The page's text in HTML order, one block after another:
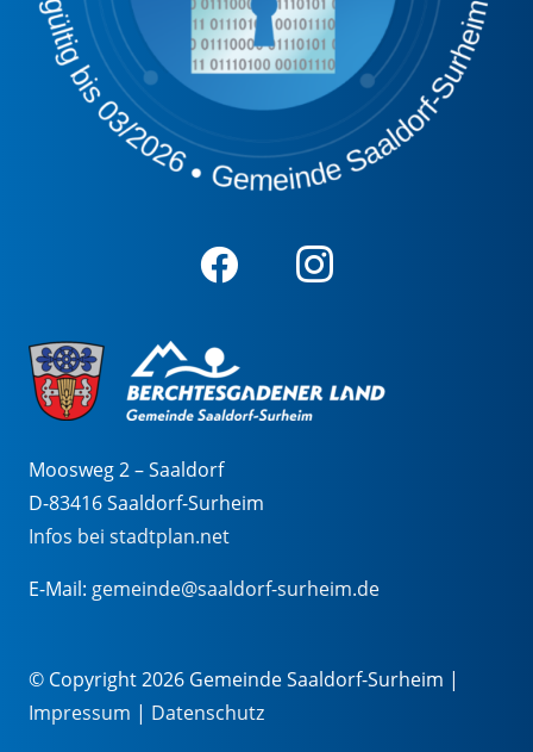
Moosweg 2 – Saaldorf
D-83416 Saaldorf-Surheim
Infos bei stadtplan.net
E-Mail: gemeinde@saaldorf-surheim.de
© Copyright 2026 Gemeinde Saaldorf-Surheim |
Impressum | Datenschutz